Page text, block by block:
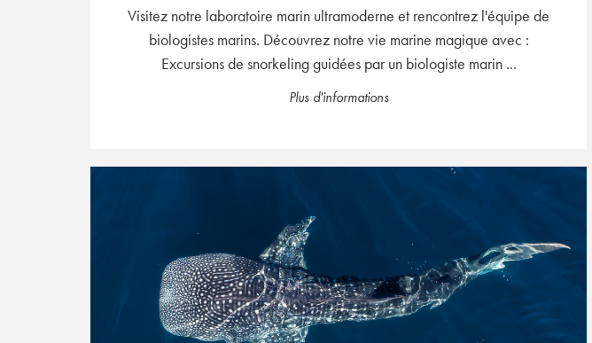
Visitez notre laboratoire marin ultramoderne et rencontrez l'équipe de
biologistes marins. Découvrez notre vie marine magique avec :
Excursions de snorkeling guidées par un biologiste marin ...
Plus d'informations